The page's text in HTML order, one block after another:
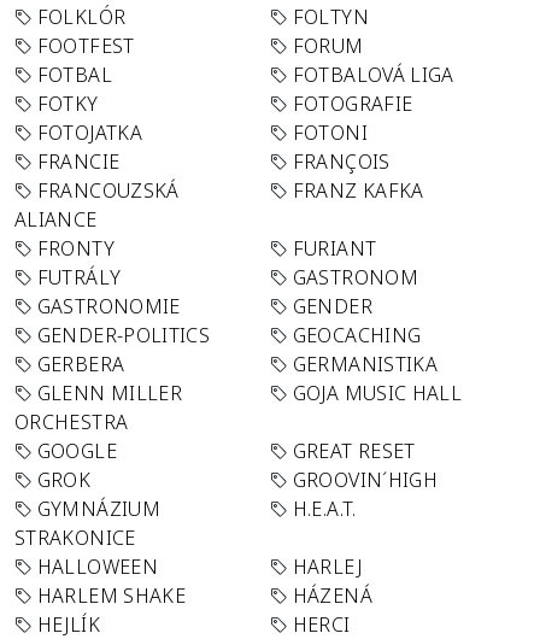
FOLKLÓR
FOLTYN
FOOTFEST
FORUM
FOTBAL
FOTBALOVÁ LIGA
FOTKY
FOTOGRAFIE
FOTOJATKA
FOTONI
FRANCIE
FRANÇOIS
FRANCOUZSKÁ
ALIANCE
FRANZ KAFKA
FRONTY
FURIANT
FUTRÁLY
GASTRONOM
GASTRONOMIE
GENDER
GENDER-POLITICS
GEOCACHING
GERBERA
GERMANISTIKA
GLENN MILLER
ORCHESTRA
GOJA MUSIC HALL
GOOGLE
GREAT RESET
GROK
GROOVIN´HIGH
GYMNÁZIUM
STRAKONICE
H.E.A.T.
HALLOWEEN
HARLEJ
HARLEM SHAKE
HÁZENÁ
HEJLÍK
HERCI